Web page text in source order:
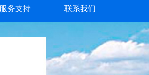
服务支持 联系我们